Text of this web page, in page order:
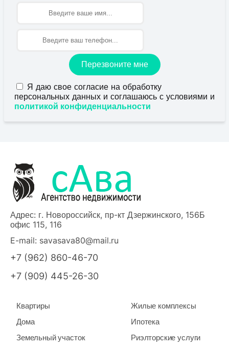
Перезвоните мне
Я даю свое согласие на обработку
персональных данных и соглашаюсь с условиями и
политикой конфиденциальности
Адрес: г. Новороссийск, пр-кт Дзержинского, 156Б
офис 115, 116
E-mail: savasava80@mail.ru
+7 (962) 860-46-70
+7 (909) 445-26-30
Квартиры
Дома
Земельный участок
Жилые комплексы
Ипотека
Риэлторские услуги